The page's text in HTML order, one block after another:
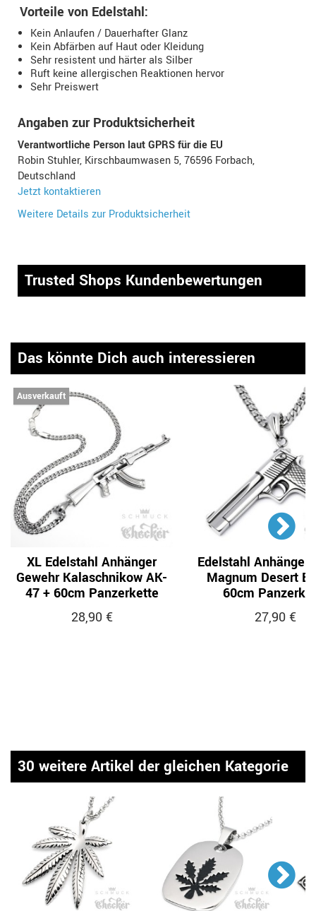
Vorteile von Edelstahl:
Kein Anlaufen / Dauerhafter Glanz
Kein Abfärben auf Haut oder Kleidung
Sehr resistent und härter als Silber
Ruft keine allergischen Reaktionen hervor
Sehr Preiswert
Angaben zur Produktsicherheit
Verantwortliche Person laut GPRS für die EU
Robin Stuhler, Kirschbaumwasen 5, 76596 Forbach,
Deutschland
Jetzt kontaktieren
Weitere Details zur Produktsicherheit
Trusted Shops Kundenbewertungen
Das könnte Dich auch interessieren
Ausverkauft
XL Edelstahl Anhänger
Gewehr Kalaschnikow AK-
47 + 60cm Panzerkette
28,90 €
Edelstahl Anhänger
Magnum Desert
60cm
27,90 €
30 weitere Artikel der gleichen Kategorie